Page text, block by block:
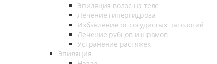
Эпиляция волос на теле
Лечение гипергидроза
Избавление от сосудистых патологий
Лечение рубцов и шрамов
Устранение растяжек
Эпиляция